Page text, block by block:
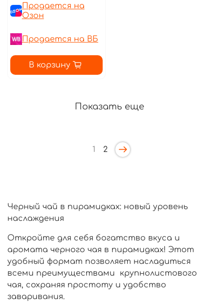
Продается на
Озон
Продается на ВБ
В корзину
Показать еще
1 2
Черный чай в пирамидках: новый уровень
наслаждения
Откройте для себя богатство вкуса и
аромата черного чая в пирамидках! Этот
удобный формат позволяет насладиться
всеми преимуществами крупнолистового
чая, сохраняя простоту и удобство
заваривания.